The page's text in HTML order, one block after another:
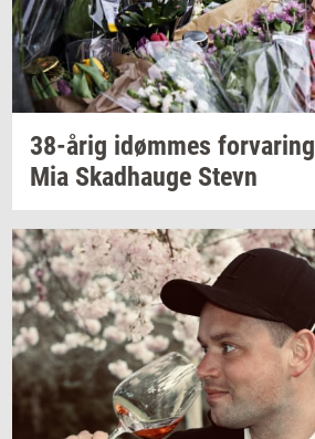
38-årig idøm­mes for­va­ring
Mia Skad­hau­ge Stevn